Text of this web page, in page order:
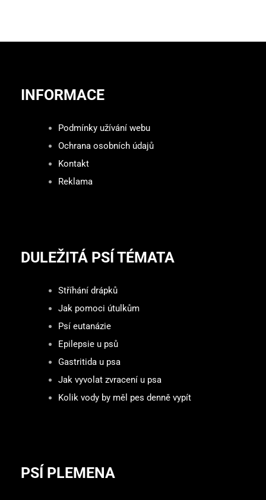
INFORMACE
Podmínky užívání webu
Ochrana osobních údajů
Kontakt
Reklama
DULEŽITÁ PSÍ TÉMATA
Stříhání drápků
Jak pomoci útulkům
Psí eutanázie
Epilepsie u psů
Gastritida u psa
Jak vyvolat zvracení u psa
Kolik vody by měl pes denně vypít
PSÍ PLEMENA